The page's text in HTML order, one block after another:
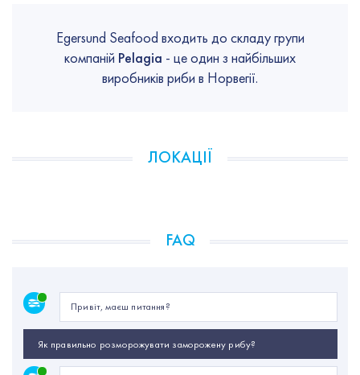
Egersund Seafood входить до складу групи
компаній Pelagia - це один з найбільших
виробників риби в Норвегії.
ЛОКАЦІЇ
FAQ
Привіт, маєш питання?
Як правильно розморожувати заморожену рибу?